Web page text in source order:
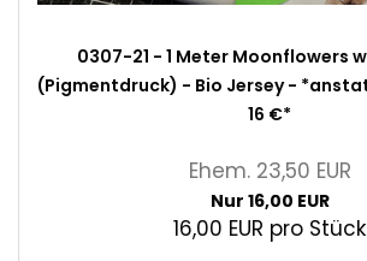
0307-21 - 1 Meter Moonflowers
(Pigmentdruck) - Bio Jersey -
16 €*
Ehem. 23,50 EUR
Nur 16,00 EUR
16,00 EUR pro Stück